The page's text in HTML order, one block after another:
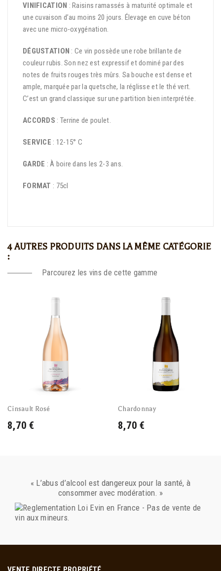
VINIFICATION : Raisins ramassés à maturité optimale et
une cuvaison d’au moins 20 jours. Élevage en cuve béton
avec une micro-oxygénation.
DÉGUSTATION : Ce vin possède une robe brillante de
couleur rubis. Son nez est expressif et dominé par des
notes de fruits rouges très mûrs. Sa bouche est dense et
ample, marquée par la quetsche, la réglisse et le thé vert.
C’est un grand classique sur une partition bien interprétée.
ACCORDS : Terrine de poulet.
SERVICE : 12-15° C
GARDE : À boire dans les 2-3 ans.
FORMAT : 75cl
4 AUTRES PRODUITS DANS LA MÊME CATÉGORIE
:
Parcourez les vins de cette gamme
Cinsault Rosé
8,70 €
Chardonnay
8,70 €
« L’abus d’alcool est dangereux pour la santé, à
consommer avec modération. »